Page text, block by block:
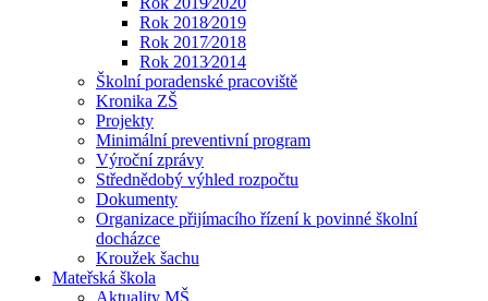
Rok 2018⁄2019
Rok 2017⁄2018
Rok 2013⁄2014
Školní poradenské pracoviště
Kronika ZŠ
Projekty
Minimální preventivní program
Výroční zprávy
Střednědobý výhled rozpočtu
Dokumenty
Organizace přijímacího řízení k povinné školní
docházce
Kroužek šachu
Mateřská škola
Aktuality MŠ